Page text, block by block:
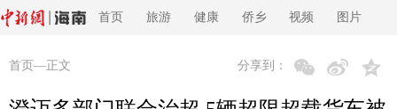
首页 旅游 健康 侨乡 视频 图片
首页 —正文 分享到：